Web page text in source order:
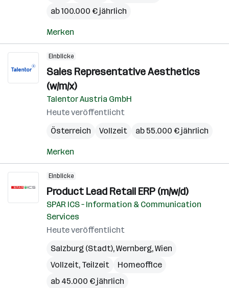
ab 100.000 € jährlich
Merken
Einblicke
Sales Representative Aesthetics
(w/m/x)
Talentor Austria GmbH
Heute veröffentlicht
Österreich
Vollzeit ab 55.000 € jährlich
Merken
Einblicke
Product Lead Retail ERP (m/w/d)
SPAR ICS – Information & Communication
Services
Heute veröffentlicht
Salzburg (Stadt),Wernberg,Wien
Vollzeit, Teilzeit
Homeoffice
ab 45.000 € jährlich